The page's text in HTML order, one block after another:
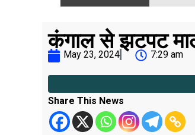
कंगाल से झटपट
May 23, 2024 7:29 am
Share This News